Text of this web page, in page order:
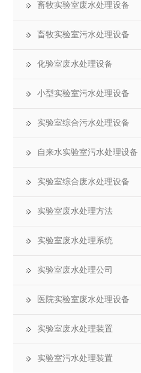
畜牧实验室废水处理设备
畜牧实验室污水处理设备
化验室废水处理设备
小型实验室污水处理设备
实验室综合污水处理设备
自来水实验室污水处理设备
实验室综合废水处理设备
实验室废水处理方法
实验室废水处理系统
实验室废水处理公司
医院实验室废水处理设备
实验室废水处理装置
实验室污水处理装置